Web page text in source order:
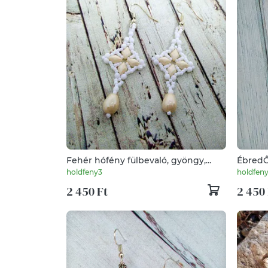
Fehér hófény fülbevaló, gyöngy,
gyöngyfülbevaló, gyöngy ékszer
holdfeny3
2 450 Ft 2